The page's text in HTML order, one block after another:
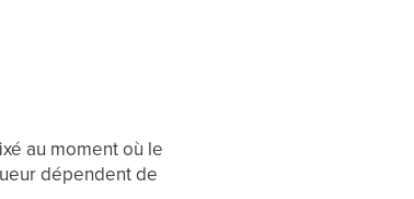
au moment où le
dépendent de